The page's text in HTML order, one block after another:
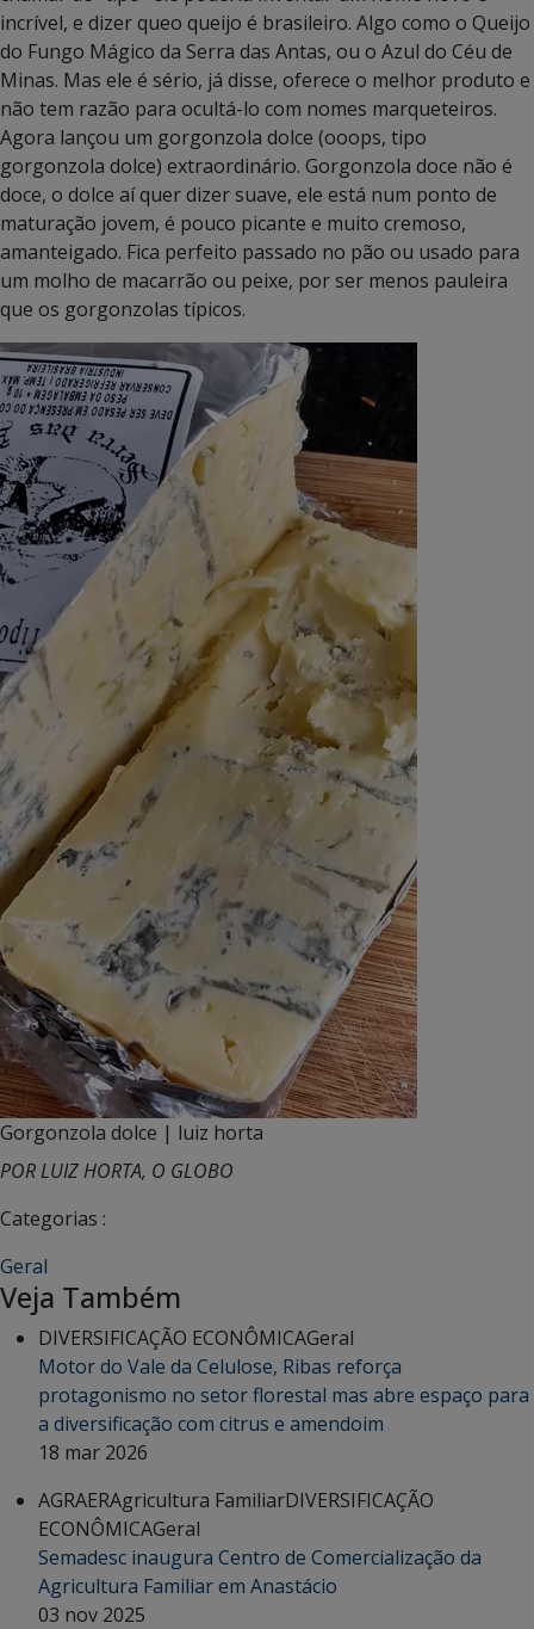
incrível, e dizer queo queijo é brasileiro. Algo como o Queijo
do Fungo Mágico da Serra das Antas, ou o Azul do Céu de
Minas. Mas ele é sério, já disse, oferece o melhor produto e
não tem razão para ocultá-lo com nomes marqueteiros.
Agora lançou um gorgonzola dolce (ooops, tipo
gorgonzola dolce) extraordinário. Gorgonzola doce não é
doce, o dolce aí quer dizer suave, ele está num ponto de
maturação jovem, é pouco picante e muito cremoso,
amanteigado. Fica perfeito passado no pão ou usado para
um molho de macarrão ou peixe, por ser menos pauleira
que os gorgonzolas típicos.
Gorgonzola dolce | luiz horta
POR LUIZ HORTA, O GLOBO
Categorias :
Geral
Veja Também
DIVERSIFICAÇÃO ECONÔMICAGeral
Motor do Vale da Celulose, Ribas reforça
protagonismo no setor florestal mas abre espaço para
a diversificação com citrus e amendoim
18 mar 2026
AGRAERAgricultura FamiliarDIVERSIFICAÇÃO
ECONÔMICAGeral
Semadesc inaugura Centro de Comercialização da
Agricultura Familiar em Anastácio
03 nov 2025